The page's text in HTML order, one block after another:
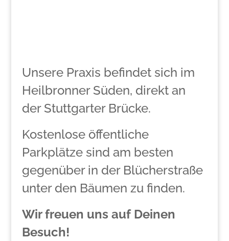
Unsere Praxis befindet sich im
Heilbronner Süden, direkt an
der Stuttgarter Brücke.
Kostenlose öffentliche
Parkplätze sind am besten
gegenüber in der Blücherstraße
unter den Bäumen zu finden.
Wir freuen uns auf Deinen
Besuch!